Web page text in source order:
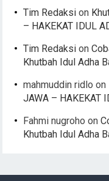
Tim Redaksi on
– HAKEKAT IDUL
Tim Redaksi on
Khutbah Idul Adha
mahmuddin ridlo on
JAWA – HAKEKAT
Fahmi nugroho on
Khutbah Idul Adha